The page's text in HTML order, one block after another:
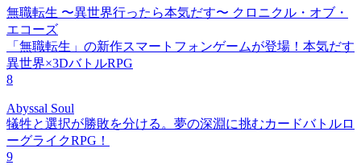
無職転生 〜異世界行ったら本気だす〜 クロニクル・オブ・
エコーズ
「無職転生」の新作スマートフォンゲームが登場！本気だす
異世界×3DバトルRPG
8
Abyssal Soul
犠牲と選択が勝敗を分ける。夢の深淵に挑むカードバトルロ
ーグライクRPG！
9